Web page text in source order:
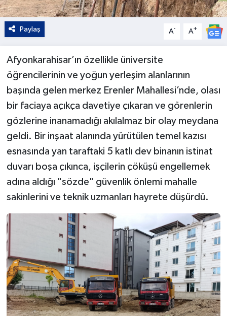
Paylaş A- A+
Afyonkarahisar’ın özellikle üniversite
öğrencilerinin ve yoğun yerleşim alanlarının
başında gelen merkez Erenler Mahallesi’nde, olası
bir faciaya açıkça davetiye çıkaran ve görenlerin
gözlerine inanamadığı akılalmaz bir olay meydana
geldi. Bir inşaat alanında yürütülen temel kazısı
esnasında yan taraftaki 5 katlı dev binanın istinat
duvarı boşa çıkınca, işçilerin çöküşü engellemek
adına aldığı "sözde" güvenlik önlemi mahalle
sakinlerini ve teknik uzmanları hayrete düşürdü.